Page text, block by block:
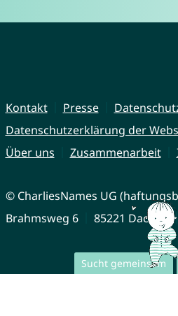
Sucht gemeinsam
Kontakt Presse
Datenschutzerklärung der
Über uns
Zusammenarbeit
© CharliesNames UG
Brahmsweg 6
85221 Dachau